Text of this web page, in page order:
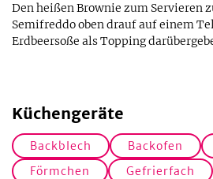
Den heißen Brownie zum Servieren
Semifreddo oben drauf auf einem
Erdbeersoße als Topping
Küchengeräte
Backblech Backofen
Förmchen
Gefrierfach